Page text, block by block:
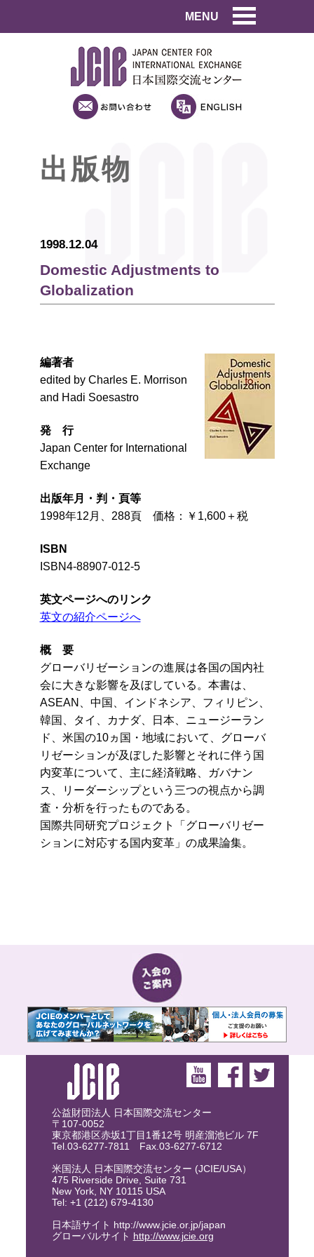
MENU
出版物
1998.12.04
Domestic Adjustments to
Globalization
編著者
edited by Charles E. Morrison
and Hadi Soesastro
発 行
Japan Center for International
Exchange
出版年月・判・頁等
1998年12月、288頁 価格：￥1,600＋税
ISBN
ISBN4-88907-012-5
英文ページへのリンク
英文の紹介ページへ
概 要
グローバリゼーションの進展は各国の国内社
会に大きな影響を及ぼしている。本書は、
ASEAN、中国、インドネシア、フィリピン、
韓国、タイ、カナダ、日本、ニュージーラン
ド、米国の10ヵ国・地域において、グローバ
リゼーションが及ぼした影響とそれに伴う国
内変革について、主に経済戦略、ガバナン
ス、リーダーシップという三つの視点から調
査・分析を行ったものである。
国際共同研究プロジェクト「グローバリゼー
ションに対応する国内変革」の成果論集。
公益財団法人 日本国際交流センター
〒107-0052
東京都港区赤坂1丁目1番12号 明産溜池ビル 7F
Tel.03-6277-7811 Fax.03-6277-6712
米国法人 日本国際交流センター (JCIE/USA）
475 Riverside Drive, Suite 731
New York, NY 10115 USA
Tel: +1 (212) 679-4130
日本語サイト http://www.jcie.or.jp/japan
グローバルサイト http://www.jcie.org